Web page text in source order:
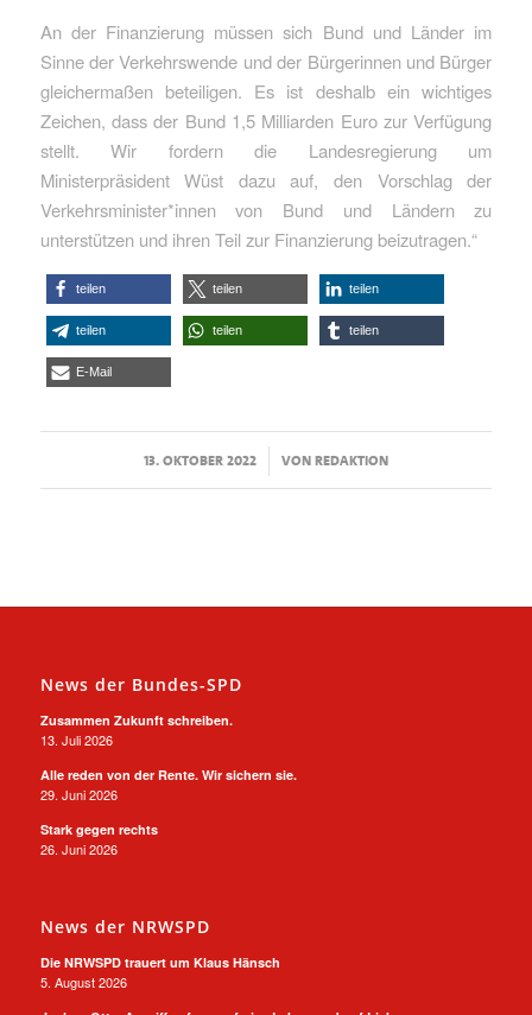
An der Finanzierung müssen sich Bund und Länder im
Sinne der Verkehrswende und der Bürgerinnen und Bürger
gleichermaßen beteiligen. Es ist deshalb ein wichtiges
Zeichen, dass der Bund 1,5 Milliarden Euro zur Verfügung
stellt. Wir fordern die Landesregierung um
Ministerpräsident Wüst dazu auf, den Vorschlag der
Verkehrsminister*innen von Bund und Ländern zu
unterstützen und ihren Teil zur Finanzierung beizutragen.“
teilen teilen teilen
teilen teilen teilen
E-Mail
13. OKTOBER 2022
/ VONREDAKTION
News der Bundes-SPD
Zusammen Zukunft schreiben.
13. Juli 2026
Alle reden von der Rente. Wir sichern sie.
29. Juni 2026
Stark gegen rechts
26. Juni 2026
News der NRWSPD
Die NRWSPD trauert um Klaus Hänsch
5. August 2026